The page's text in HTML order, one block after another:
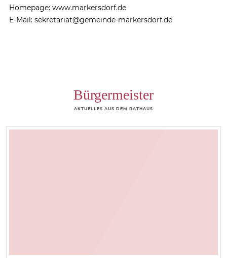
Homepage: www.markersdorf.de
E-Mail: sekretariat@gemeinde-markersdorf.de
Bürgermeister
AKTUELLES AUS DEM RATHAUS